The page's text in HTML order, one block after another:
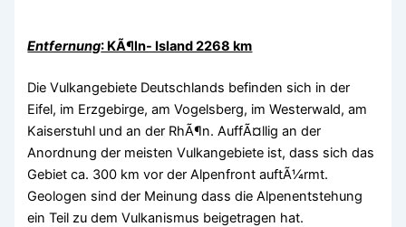
Entfernung: KÃ¶ln- Island 2268 km
Die Vulkangebiete Deutschlands befinden sich in der
Eifel, im Erzgebirge, am Vogelsberg, im Westerwald, am
Kaiserstuhl und an der RhÃ¶n. AuffÃ¤llig an der
Anordnung der meisten Vulkangebiete ist, dass sich das
Gebiet ca. 300 km vor der Alpenfront auftÃ¼rmt.
Geologen sind der Meinung dass die Alpenentstehung
ein Teil zu dem Vulkanismus beigetragen hat.